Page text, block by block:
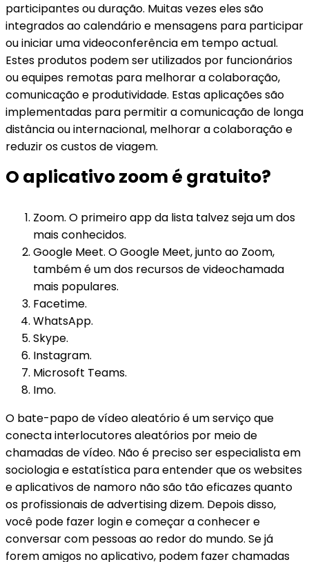
participantes ou duração. Muitas vezes eles são
integrados ao calendário e mensagens para participar
ou iniciar uma videoconferência em tempo actual.
Estes produtos podem ser utilizados por funcionários
ou equipes remotas para melhorar a colaboração,
comunicação e produtividade. Estas aplicações são
implementadas para permitir a comunicação de longa
distância ou internacional, melhorar a colaboração e
reduzir os custos de viagem.
O aplicativo zoom é gratuito?
Zoom. O primeiro app da lista talvez seja um dos
mais conhecidos.
Google Meet. O Google Meet, junto ao Zoom,
também é um dos recursos de videochamada
mais populares.
Facetime.
WhatsApp.
Skype.
Instagram.
Microsoft Teams.
Imo.
O bate-papo de vídeo aleatório é um serviço que
conecta interlocutores aleatórios por meio de
chamadas de vídeo. Não é preciso ser especialista em
sociologia e estatística para entender que os websites
e aplicativos de namoro não são tão eficazes quanto
os profissionais de advertising dizem. Depois disso,
você pode fazer login e começar a conhecer e
conversar com pessoas ao redor do mundo. Se já
forem amigos no aplicativo, podem fazer chamadas